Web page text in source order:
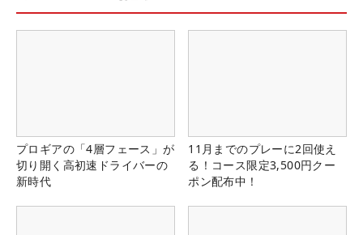
プロギアの「4層フェース」が
切り開く高初速ドライバーの
新時代
11月までのプレーに2回使え
る！コース限定3,500円クー
ポン配布中！